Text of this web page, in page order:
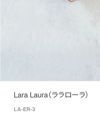
Lara Laura（ララローラ）
LA-ER-3